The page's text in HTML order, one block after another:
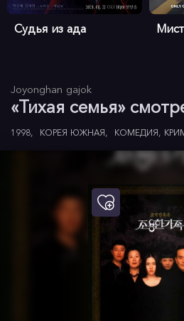
Судья из ада
Joyonghan gajok
«Тихая семья»
1998 КОРЕЯ ЮЖНАЯ КОМЕДИЯ